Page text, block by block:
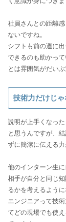
社員さんとの距離
ないですね。
シフトも前の週に
できるのも助かっ
とは雰囲気がだいぶ
技術力だけじ
説明が上手くなっ
と思うんですが、
ずに簡潔に伝える力
他のインターン生
相手が自分と同じ
るかを考えるように
エンジニアって技
てどの現場でも使